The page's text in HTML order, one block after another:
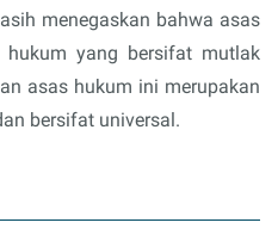
menegaskan bahwa asas
yang bersifat mutlak
asas hukum ini merupakan
bersifat universal.